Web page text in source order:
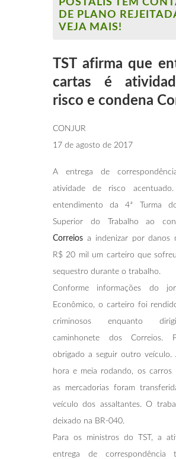
DE PLANO
VEJA MAIS!
TST afirma que
cartas é
risco e condena
CONJUR
17 de agosto de 2017
A entrega de
atividade de risco
entendimento da 4ª Turma
Superior do Trabalho ao
Correios a indenizar por danos
R$ 20 mil um carteiro que
sequestro durante o trabalho.
Conforme informações do
Econômico, o carteiro foi
criminosos enquanto
caminhonete dos Correios.
obrigado a seguir outro veículo.
hora e meia rodando, os carros
as mercadorias foram
veículo dos assaltantes. O
deixado na BR-040.
Para os ministros do TST, a
entrega de correspondência